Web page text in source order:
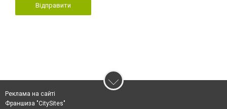
Відправити
Реклама на сайті
Франшиза "CitySites"